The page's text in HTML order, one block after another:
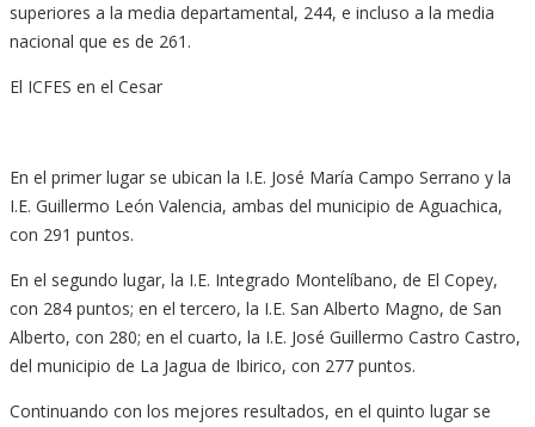
superiores a la media departamental, 244, e incluso a la media
nacional que es de 261.
El ICFES en el Cesar
En el primer lugar se ubican la I.E. José María Campo Serrano y la
I.E. Guillermo León Valencia, ambas del municipio de Aguachica,
con 291 puntos.
En el segundo lugar, la I.E. Integrado Montelíbano, de El Copey,
con 284 puntos; en el tercero, la I.E. San Alberto Magno, de San
Alberto, con 280; en el cuarto, la I.E. José Guillermo Castro Castro,
del municipio de La Jagua de Ibirico, con 277 puntos.
Continuando con los mejores resultados, en el quinto lugar se